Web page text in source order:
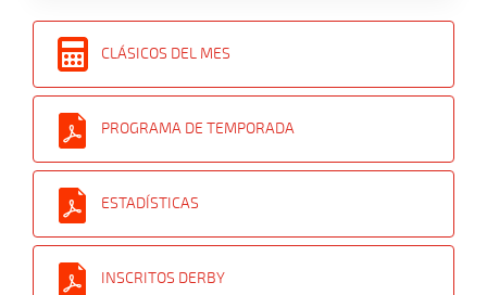
CLÁSICOS DEL MES
PROGRAMA DE TEMPORADA
ESTADÍSTICAS
INSCRITOS DERBY